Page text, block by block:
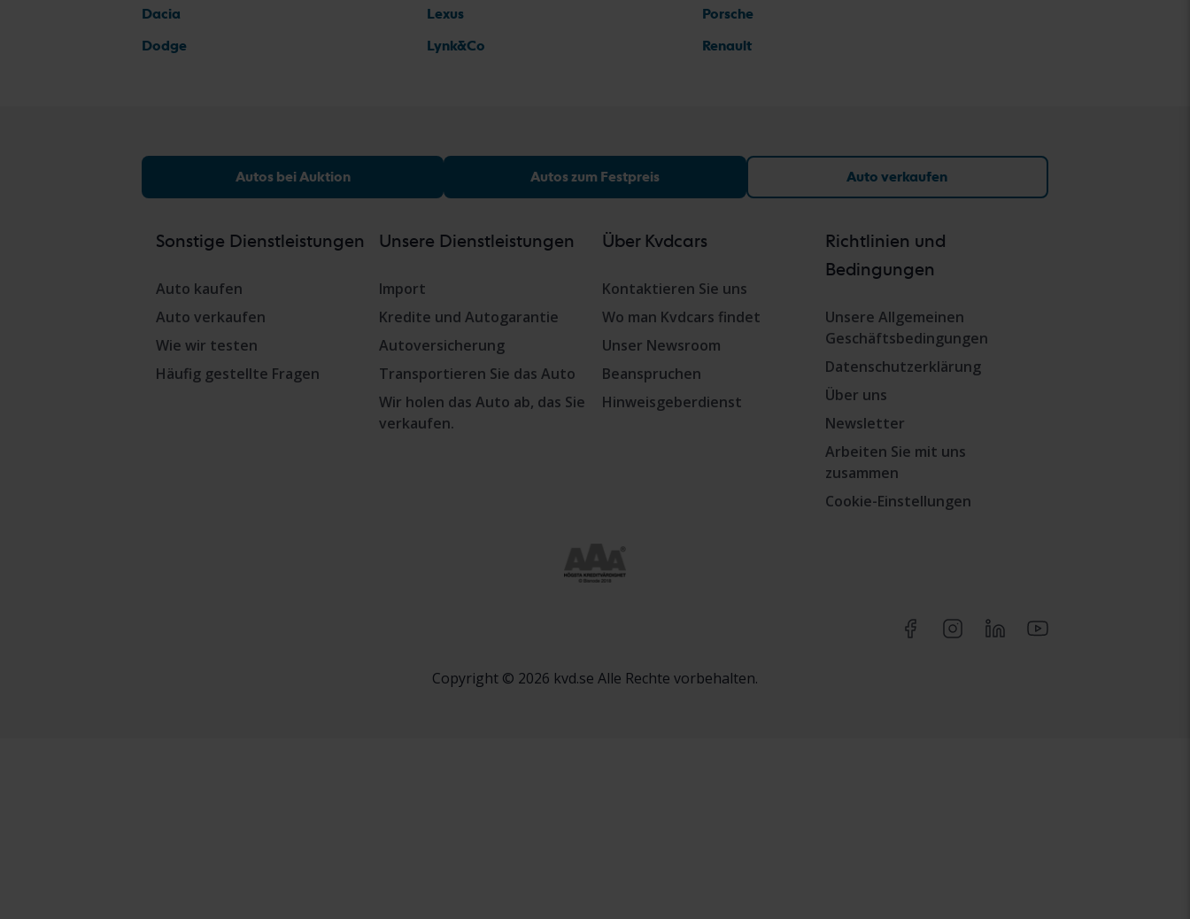
Dacia
Dodge
Lexus
Lynk&Co
Porsche
Renault
Autos bei Auktion Autos zum Festpreis Auto verkaufen
Sonstige Dienstleistungen
Auto kaufen
Auto verkaufen
Wie wir testen
Häufig gestellte Fragen
Unsere Dienstleistungen
Import
Kredite und Autogarantie
Autoversicherung
Transportieren Sie das Auto
Wir holen das Auto ab, das Sie
verkaufen.
Über Kvdcars
Kontaktieren Sie uns
Wo man Kvdcars findet
Unser Newsroom
Beanspruchen
Hinweisgeberdienst
Richtlinien und
Bedingungen
Unsere Allgemeinen
Geschäftsbedingungen
Datenschutzerklärung
Über uns
Newsletter
Arbeiten Sie mit uns
zusammen
Cookie-Einstellungen
Copyright © 2026 kvd.se Alle Rechte vorbehalten.